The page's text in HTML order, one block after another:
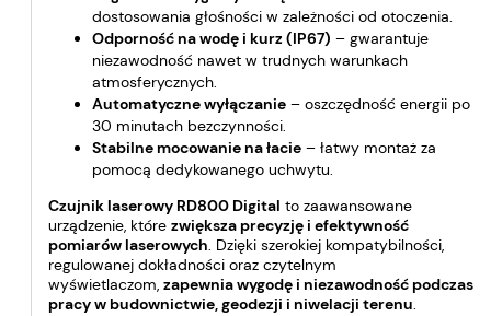
dostosowania głośności w zależności od otoczenia.
Odporność na wodę i kurz (IP67) – gwarantuje
niezawodność nawet w trudnych warunkach
atmosferycznych.
Automatyczne wyłączanie – oszczędność energii po
30 minutach bezczynności.
Stabilne mocowanie na łacie – łatwy montaż za
pomocą dedykowanego uchwytu.
Czujnik laserowy RD800 Digital to zaawansowane
urządzenie, które zwiększa precyzję i efektywność
pomiarów laserowych. Dzięki szerokiej kompatybilności,
regulowanej dokładności oraz czytelnym
wyświetlaczom, zapewnia wygodę i niezawodność podczas
pracy w budownictwie, geodezji i niwelacji terenu.